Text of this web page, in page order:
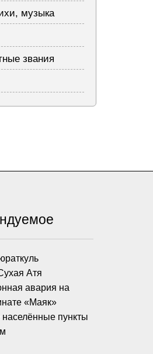
музыка
звания
Атя
авария на
«Маяк»
населённые пункты